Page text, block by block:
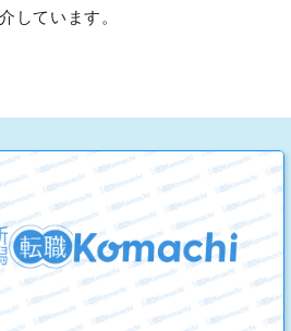
しています。